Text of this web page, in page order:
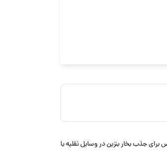
برای جذب بخار بنزین در وسایل نقلیه با